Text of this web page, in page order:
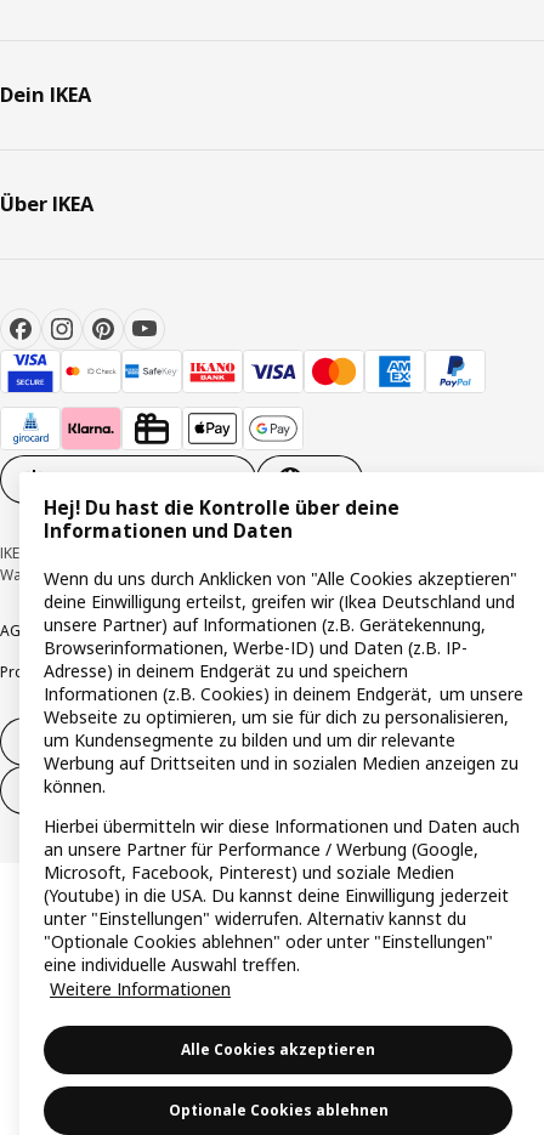
Dein IKEA
Über IKEA
IKEA Deutschland GmbH & Co. KG - Am Wandersmann 2-4, 65719 Hofheim-
Wallau © Inter IKEA Systems B.V. 1999-2026
AGB BarrierefreiheitCookie-RichtlinieDatenschutzerklärungImpressum
Produktrückrufe Responsible DisclosureVertrauensstelle
Vertrag widerrufen
Vertrag widerrufen (Services & Leistungen)
Hej! Du hast die Kontrolle über deine
Informationen und Daten
Wenn du uns durch Anklicken von "Alle Cookies akzeptieren"
deine Einwilligung erteilst, greifen wir (Ikea Deutschland und
unsere Partner) auf Informationen (z.B. Gerätekennung,
Browserinformationen, Werbe-ID) und Daten (z.B. IP-
Adresse) in deinem Endgerät zu und speichern
Informationen (z.B. Cookies) in deinem Endgerät, um unsere
Webseite zu optimieren, um sie für dich zu personalisieren,
um Kundensegmente zu bilden und um dir relevante
Werbung auf Drittseiten und in sozialen Medien anzeigen zu
können.
Hierbei übermitteln wir diese Informationen und Daten auch
an unsere Partner für Performance / Werbung (Google,
Microsoft, Facebook, Pinterest) und soziale Medien
(Youtube) in die USA. Du kannst deine Einwilligung jederzeit
unter "Einstellungen" widerrufen. Alternativ kannst du
"Optionale Cookies ablehnen" oder unter "Einstellungen"
eine individuelle Auswahl treffen.
Weitere Informationen
Alle Cookies akzeptieren
Optionale Cookies ablehnen